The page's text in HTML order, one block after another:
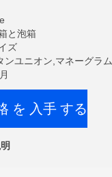
と泡箱
ズ
ンユニオン,マネーグラム
を 入手 する